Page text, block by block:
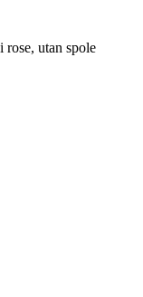
utan spole